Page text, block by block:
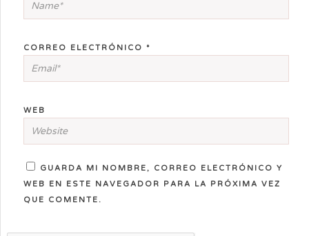
CORREO ELECTRÓNICO *
WEB
GUARDA MI NOMBRE, CORREO ELECTRÓNICO Y
WEB EN ESTE NAVEGADOR PARA LA PRÓXIMA VEZ
QUE COMENTE.